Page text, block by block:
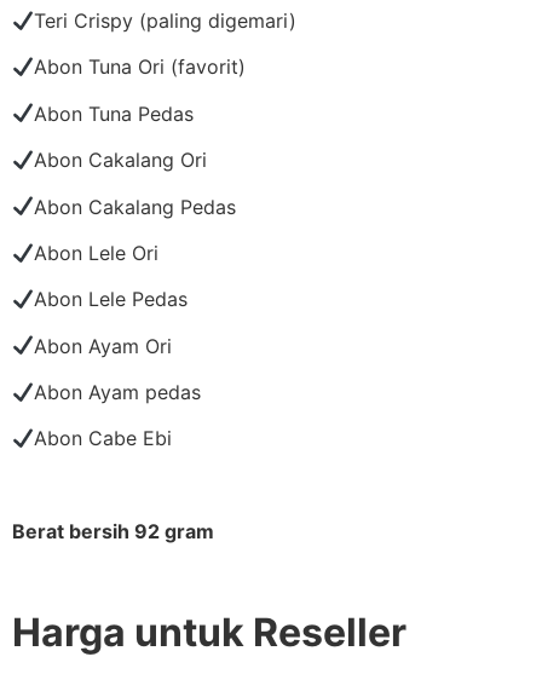
Teri Crispy (paling digemari)
Abon Tuna Ori (favorit)
Abon Tuna Pedas
Abon Cakalang Ori
Abon Cakalang Pedas
Abon Lele Ori
Abon Lele Pedas
Abon Ayam Ori
Abon Ayam pedas
Abon Cabe Ebi
Berat bersih 92 gram
Harga untuk Reseller